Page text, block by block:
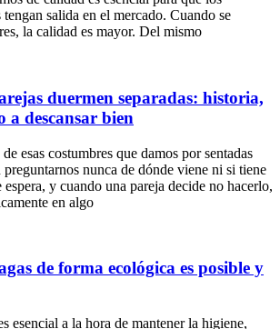
salida en el mercado. Cuando se
la calidad es mayor. Del mismo
duermen separadas: historia,
a descansar bien
esas costumbres que damos por sentadas
nunca de dónde viene ni si tiene
espera, y cuando una pareja decide no hacerlo,
en algo
de forma ecológica es posible y
esencial a la hora de mantener la higiene,